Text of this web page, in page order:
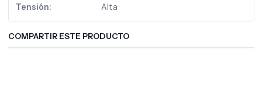
Tensión: Alta
COMPARTIR ESTE PRODUCTO